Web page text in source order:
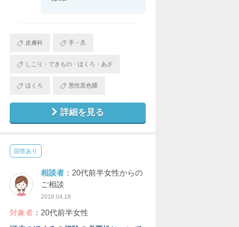
皮膚科 手・爪
しこり・できもの・ほくろ・あざ
ほくろ 悪性黒色腫
詳細を見る
回答あり
相談者：20代前半女性からの
ご相談
2018.04.18
対象者：20代前半女性